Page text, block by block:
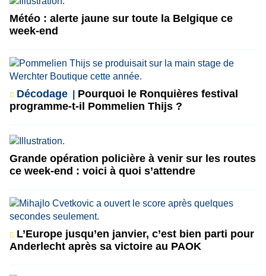
Météo : alerte jaune sur toute la Belgique ce
week-end
Décodage
Pourquoi le Ronquières festival
programme-t-il Pommelien Thijs ?
Grande opération policière à venir sur les routes
ce week-end : voici à quoi s’attendre
L’Europe jusqu’en janvier, c’est bien parti pour
Anderlecht après sa victoire au PAOK